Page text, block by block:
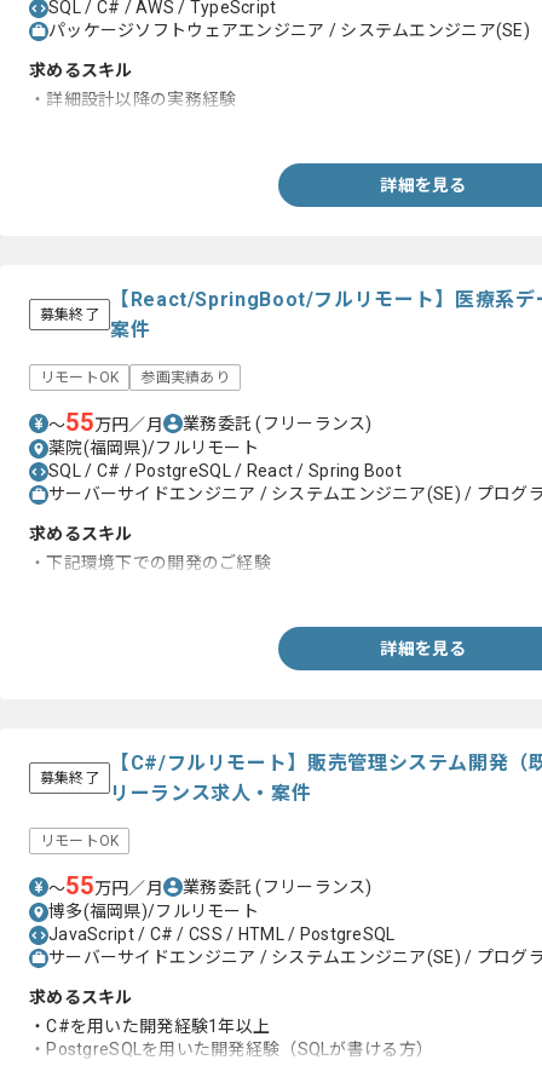
SQL / C# / AWS / TypeScript
パッケージソフトウェアエンジニア / システムエンジニア(SE)
求めるスキル
・詳細設計以降の実務経験
詳細を見る
募集終了
【React/SpringBoot/フルリモート】医療系デ
案件
リモートOK 参画実績あり
〜55万円／月 業務委託(フリーランス)
薬院(福岡県)/フルリモート
SQL / C# / PostgreSQL / React / Spring Boot
サーバーサイドエンジニア / システムエンジニア(SE) / プログ
求めるスキル
・下記環境下での開発のご経験
詳細を見る
募集終了
【C#/フルリモート】販売管理システム開発（
リーランス求人・案件
リモートOK
〜55万円／月 業務委託(フリーランス)
博多(福岡県)/フルリモート
JavaScript / C# / CSS / HTML / PostgreSQL
サーバーサイドエンジニア / システムエンジニア(SE) / プログ
求めるスキル
・C#を用いた開発経験1年以上
・PostgreSQLを用いた開発経験（SQLが書ける方）